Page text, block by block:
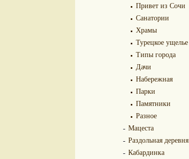
Привет из Сочи
Санатории
Храмы
Турецкое ущелье
Типы города
Дачи
Набережная
Парки
Памятники
Разное
Мацеста
Раздольная деревня
Кабардинка